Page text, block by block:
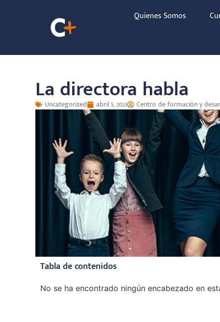
Quienes Somos
La directora habla
Uncategorized abril 5, 2023 Centro de formación y
Tabla de contenidos
No se ha encontrado ningún encabezado en